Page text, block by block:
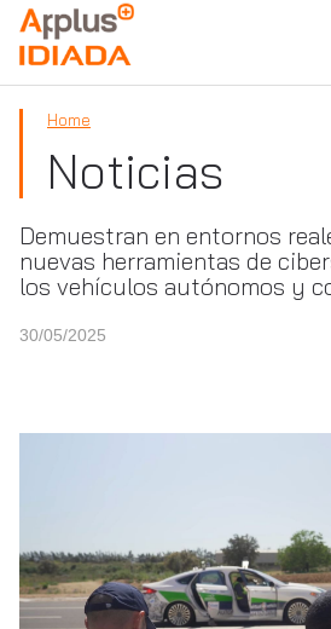
APPLUS+
Home
Noticias
Demuestran en entornos
nuevas herramientas de
los vehículos autónomos y
30/05/2025